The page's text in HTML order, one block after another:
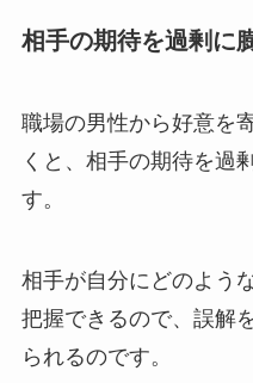
相手の期待を過剰に
職場の男性から好意を
くと、相手の期待を過
す。
相手が自分にどのよう
把握できるので、誤解
られるのです。